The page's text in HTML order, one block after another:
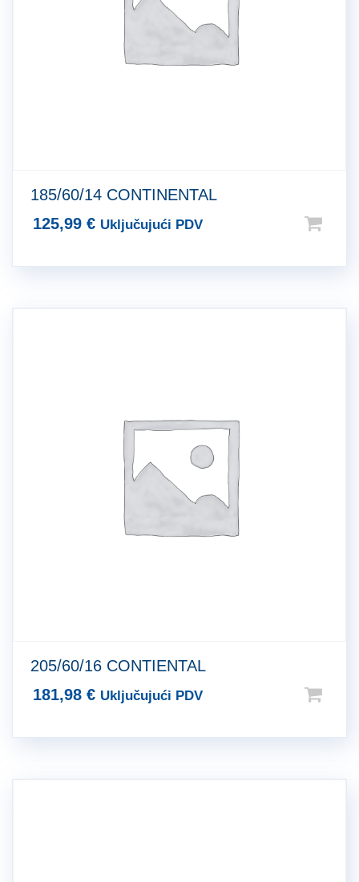
185/60/14 CONTINENTAL
125,99 € Uključujući PDV
205/60/16 CONTIENTAL
181,98 € Uključujući PDV